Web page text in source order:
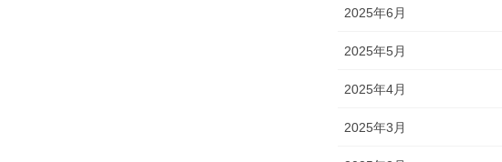
2025年6月
2025年5月
2025年4月
2025年3月